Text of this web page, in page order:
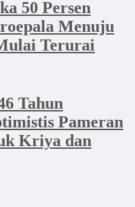
50 Persen
Menuju
Terurai
Tahun
Pameran
Kriya dan